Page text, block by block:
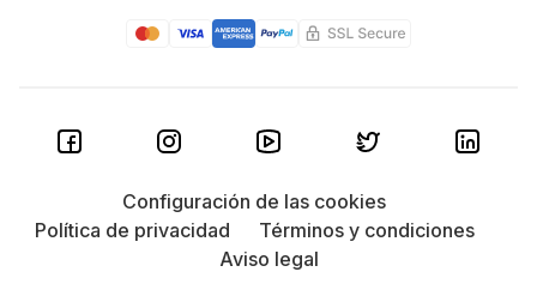
Configuración de las cookies
Política de privacidad
Términos y condiciones
Aviso legal